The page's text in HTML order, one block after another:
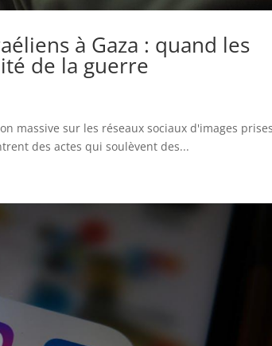
à Gaza : quand les
de la guerre
massive sur les réseaux sociaux d'images
des actes qui soulèvent des...